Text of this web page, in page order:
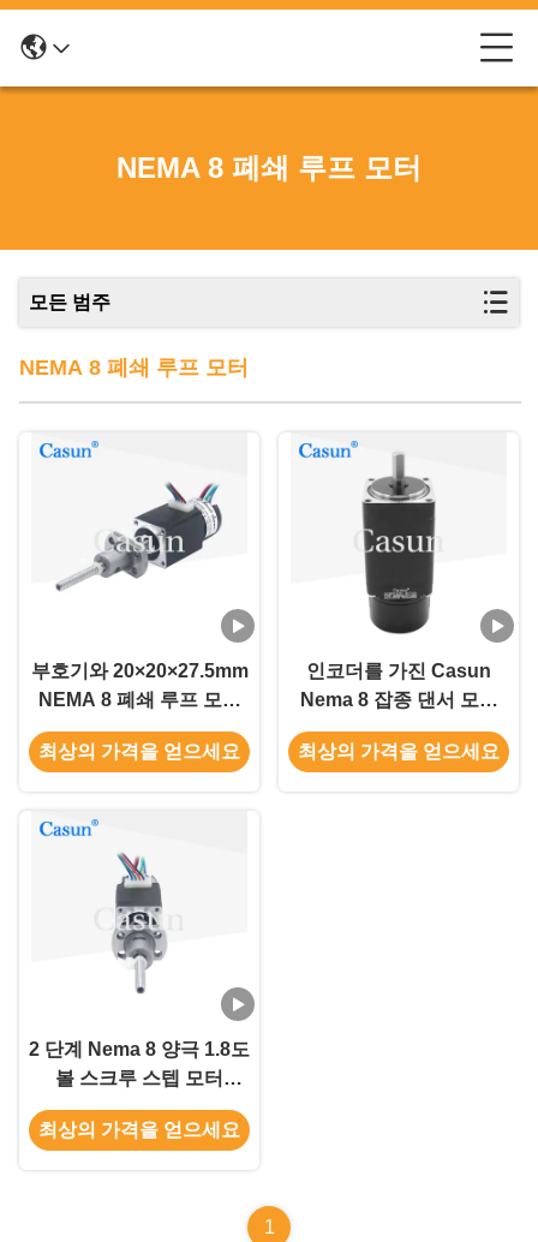
NEMA 8 폐쇄 루프 모터
모든 범주
NEMA 8 폐쇄 루프 모터
부호기와 20×20×27.5mm
NEMA 8 폐쇄 루프 모터
볼 스크류 스텝 모터
최상의 가격을 얻으세요
인코더를 가진 Casun
Nema 8 잡종 댄서 모터
18mN.M 20x20x30mm
최상의 가격을 얻으세요
2 단계 Nema 8 양극 1.8도
볼 스크루 스텝 모터
14mN.m 인코더와 28mm
몸
최상의 가격을 얻으세요
1